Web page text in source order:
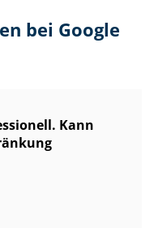
bei Google
Kann